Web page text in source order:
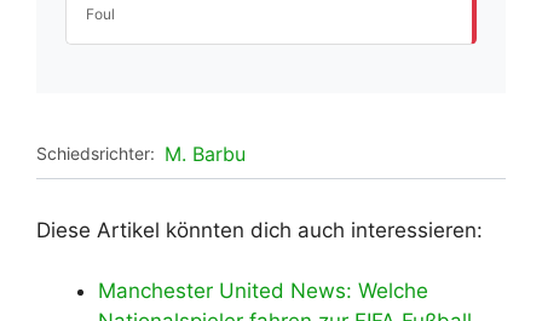
Foul
Schiedsrichter: M. Barbu
Diese Artikel könnten dich auch interessieren:
Manchester United News: Welche